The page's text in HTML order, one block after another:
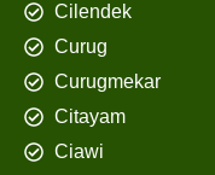
Cilendek
Curug
Curugmekar
Citayam
Ciawi